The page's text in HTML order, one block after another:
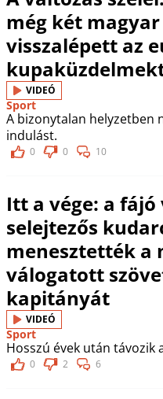
még két
visszalépett az
VIDEÓ
Sport
A bizonytalan helyzetben
indulást.
0 0 10
Itt a vége: a fájó
selejtezős
menesztették a
válogatott
kapitányát
VIDEÓ
Sport
Hosszú évek után távozik
0 2 6